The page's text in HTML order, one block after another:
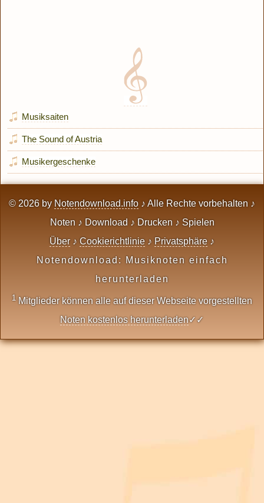
Musiksaiten
The Sound of Austria
Musikergeschenke
© 2026 by Notendownload.info ♪ Alle Rechte vorbehalten ♪
Noten ♪ Download ♪ Drucken ♪ Spielen
Über ♪ Cookierichtlinie ♪ Privatsphäre ♪
Notendownload: Musiknoten einfach
herunterladen
1 Mitglieder können alle auf dieser Webseite vorgestellten
Noten kostenlos herunterladen✓✓